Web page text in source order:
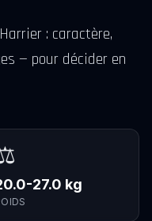
: caractère,
— pour décider en
27.0 kg